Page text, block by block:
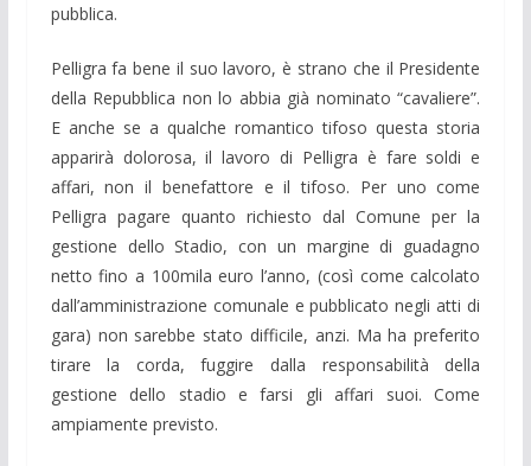
pubblica.
Pelligra fa bene il suo lavoro, è strano che il Presidente
della Repubblica non lo abbia già nominato “cavaliere”.
E anche se a qualche romantico tifoso questa storia
apparirà dolorosa, il lavoro di Pelligra è fare soldi e
affari, non il benefattore e il tifoso. Per uno come
Pelligra pagare quanto richiesto dal Comune per la
gestione dello Stadio, con un margine di guadagno
netto fino a 100mila euro l’anno, (così come calcolato
dall’amministrazione comunale e pubblicato negli atti di
gara) non sarebbe stato difficile, anzi. Ma ha preferito
tirare la corda, fuggire dalla responsabilità della
gestione dello stadio e farsi gli affari suoi. Come
ampiamente previsto.